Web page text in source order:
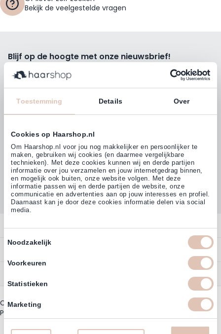
Toestemming Details Over
Cookies op Haarshop.nl
Om Haarshop.nl voor jou nog makkelijker en persoonlijker te
maken, gebruiken wij cookies (en daarmee vergelijkbare
technieken). Met deze cookies kunnen wij en derde partijen
informatie over jou verzamelen en jouw internetgedrag binnen,
en mogelijk ook buiten, onze website volgen. Met deze
informatie passen wij en derde partijen de website, onze
communicatie en advertenties aan op jouw interesses en profiel.
Daarnaast kan je door deze cookies informatie delen via social
media.
Noodzakelijk
Voorkeuren
Statistieken
Marketing
Bekijk de veelgestelde vragen
Contact
Overzicht
Contact
Account
Uitzonderingen acties
Annuleren
Bezorgen
Retourneren
Assortiment
Nieuwsbrief & Kortingscode
Blijf op de hoogte met onze nieuwsbrief!
Ontvang wekelijks de beste kortingsacties, tips en nieuws
rechtstreeks in jou e-mailbox.
E-mailadres
Inschrijven
Volg ons
Klanten beoordelen ons met
4,77 (38.000+)
Copyright © 2003 - 2026 - Haarshoppro.nl
Privacy beleid